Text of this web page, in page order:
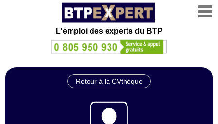
L'emploi des experts du BTP
Retour à la CVthèque